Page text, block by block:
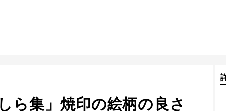
ら集」焼印の絵柄の良さ